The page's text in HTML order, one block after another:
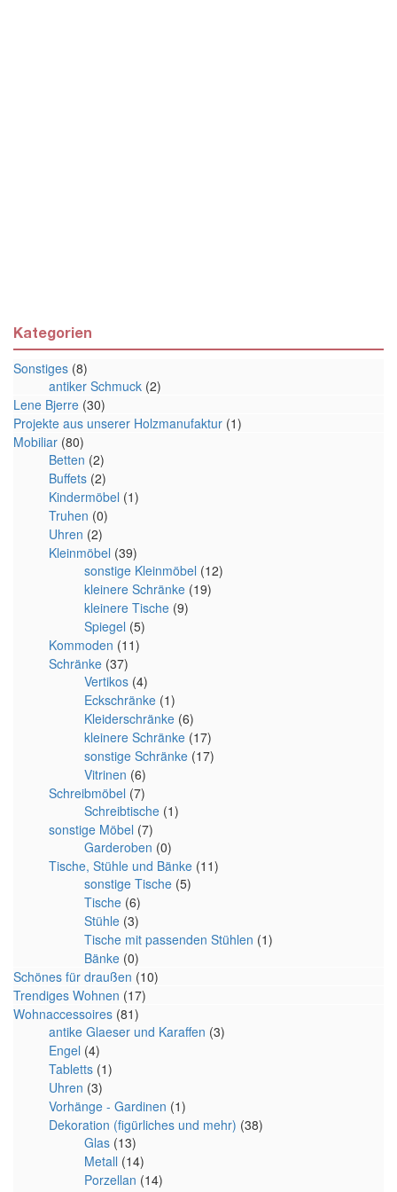
Kategorien
Sonstiges (8)
antiker Schmuck (2)
Lene Bjerre (30)
Projekte aus unserer Holzmanufaktur (1)
Mobiliar (80)
Betten (2)
Buffets (2)
Kindermöbel (1)
Truhen (0)
Uhren (2)
Kleinmöbel (39)
sonstige Kleinmöbel (12)
kleinere Schränke (19)
kleinere Tische (9)
Spiegel (5)
Kommoden (11)
Schränke (37)
Vertikos (4)
Eckschränke (1)
Kleiderschränke (6)
kleinere Schränke (17)
sonstige Schränke (17)
Vitrinen (6)
Schreibmöbel (7)
Schreibtische (1)
sonstige Möbel (7)
Garderoben (0)
Tische, Stühle und Bänke (11)
sonstige Tische (5)
Tische (6)
Stühle (3)
Tische mit passenden Stühlen (1)
Bänke (0)
Schönes für draußen (10)
Trendiges Wohnen (17)
Wohnaccessoires (81)
antike Glaeser und Karaffen (3)
Engel (4)
Tabletts (1)
Uhren (3)
Vorhänge - Gardinen (1)
Dekoration (figürliches und mehr) (38)
Glas (13)
Metall (14)
Porzellan (14)